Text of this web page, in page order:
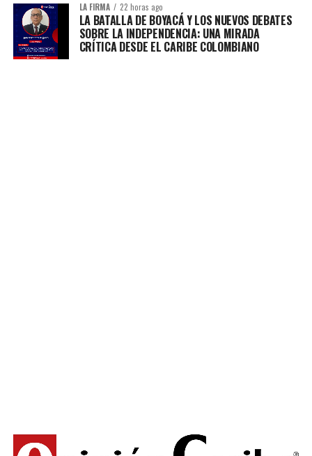
LA FIRMA 22 horas ago
LA BATALLA DE BOYACÁ Y LOS NUEVOS DEBATES
SOBRE LA INDEPENDENCIA: UNA MIRADA
CRÍTICA DESDE EL CARIBE COLOMBIANO